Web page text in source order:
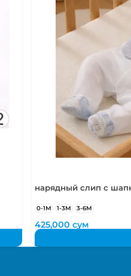
5-6 лет 110-116 см
нарядный слип с
0-1М 1-3М 3-6М
425,000сум